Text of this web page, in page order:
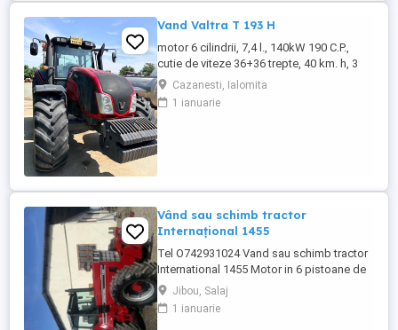
Vand Valtra T 193 H
motor 6 cilindrii, 7,4 l., 140kW 190 C.P.,
cutie de viteze 36+36 trepte, 40 km. h, 3
prize hidraulice, 650 65 r 42 spate, 540 65 r
30, 6.240 ore, an 2013, TVA inclus în preț.
Cazanesti, Ialomita
1 ianuarie
Vând sau schimb tractor
Internațional 1455
Tel O742931024 Vand sau schimb tractor
International 1455 Motor in 6 pistoane de
145 cai cu turbo Cilindru ajutător la ridicare
Tiranti față Cauciucuri in stare foarte buna
Tractorul se afla intr-o stare foarte buna,
Jibou, Salaj
1 ianuarie